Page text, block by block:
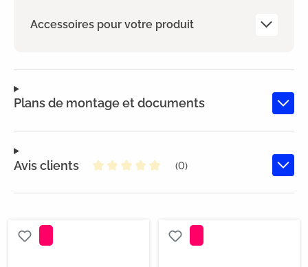
Accessoires pour votre produit
Plans de montage et documents
Avis clients
(0)